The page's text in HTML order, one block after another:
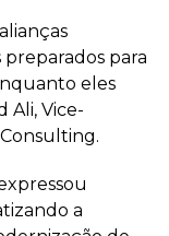
para
eles
Ali, Vice-
a